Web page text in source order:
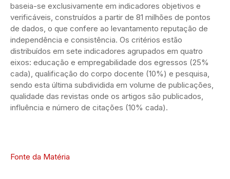
baseia-se exclusivamente em indicadores objetivos e
verificáveis, construídos a partir de 81 milhões de pontos
de dados, o que confere ao levantamento reputação de
independência e consistência. Os critérios estão
distribuídos em sete indicadores agrupados em quatro
eixos: educação e empregabilidade dos egressos (25%
cada), qualificação do corpo docente (10%) e pesquisa,
sendo esta última subdividida em volume de publicações,
qualidade das revistas onde os artigos são publicados,
influência e número de citações (10% cada).
Fonte da Matéria